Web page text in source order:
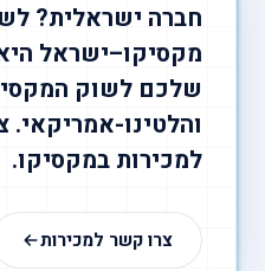
חברה ישראלית?
מקסיקו–ישראל
שלכם לשוק
והלטינו-
למכירות במקסיקו.
צרו קשר למכירות